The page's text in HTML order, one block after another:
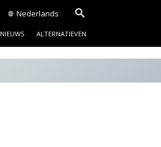
Nederlands
NIEUWS ALTERNATIEVEN